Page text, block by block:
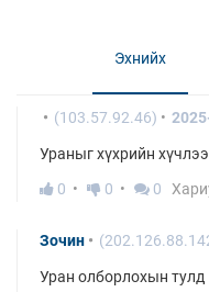
Эхнийх
(103.57.92.46)
Ураныг хүхрийн
0
0 0
Зочин
Уран олборлохын тулд